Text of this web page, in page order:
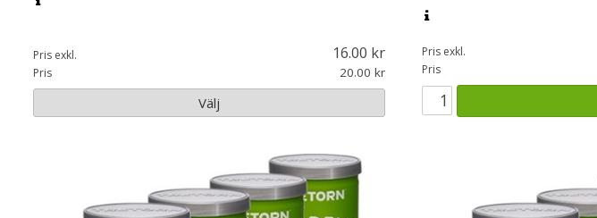
Pris exkl. 16.00
Pris 20.00
Välj
Pris exkl.
Pris